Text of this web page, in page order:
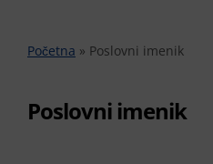
Početna » Poslovni imenik
Poslovni imenik